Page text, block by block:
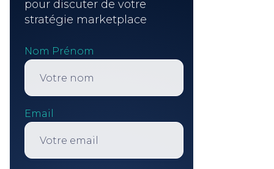
pour discuter de votre
stratégie marketplace
Nom Prénom
Email